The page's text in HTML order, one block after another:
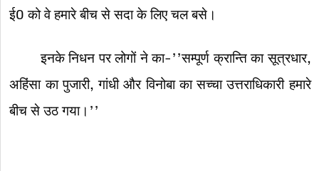
ई0 को वे हमारे बीच से सदा के लिए चल बसे।
इनके निधन पर लोगों ने का-’’सम्पूर्ण क्रान्ति का सूत्रधार,
अहिंसा का पुजारी, गांधी और विनोबा का सच्चा उत्तराधिकारी हमारे
बीच से उठ गया।’’